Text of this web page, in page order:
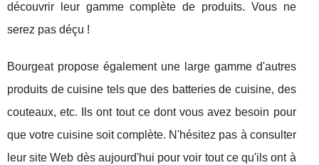
découvrir leur gamme complète de produits. Vous ne
serez pas déçu !
Bourgeat propose également une large gamme d'autres
produits de cuisine tels que des batteries de cuisine, des
couteaux, etc. Ils ont tout ce dont vous avez besoin pour
que votre cuisine soit complète. N'hésitez pas à consulter
leur site Web dès aujourd'hui pour voir tout ce qu'ils ont à